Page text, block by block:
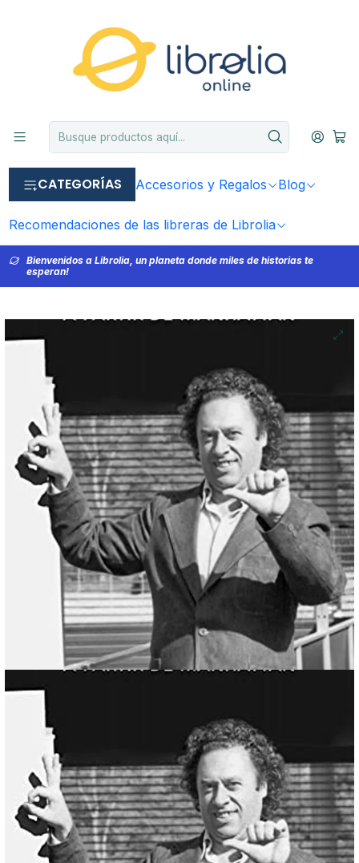
CATEGORÍAS Accesorios y Regalos Blog
Recomendaciones de las libreras de Librolia
Bienvenidos a Librolia, un planeta donde miles de historias te
esperan!